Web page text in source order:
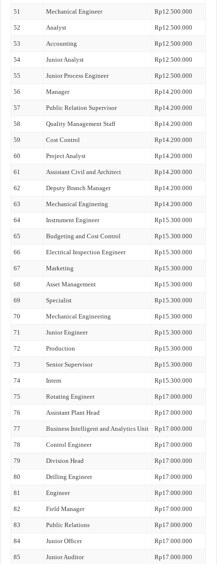
51 Mechanical Engineer Rp12.500.000
52 Analyst Rp12.500.000
53 Accounting Rp12.500.000
54 Junior Analyst Rp12.500.000
55 Junior Process Engineer Rp12.500.000
56 Manager Rp14.200.000
57 Public Relation Supervisor Rp14.200.000
58 Quality Management Staff Rp14.200.000
59 Cost Control Rp14.200.000
60 Project Analyst Rp14.200.000
61 Assistant Civil and Architect Rp14.200.000
62 Deputy Branch Manager Rp14.200.000
63 Mechanical Enginering Rp14.200.000
64 Instrument Engineer Rp15.300.000
65 Budgeting and Cost Control Rp15.300.000
66 Electrical Inspection Engineer Rp15.300.000
67 Marketing Rp15.300.000
68 Asset Management Rp15.300.000
69 Specialist Rp15.300.000
70 Mechanical Engineering Rp15.300.000
71 Junior Engineer Rp15.300.000
72 Production Rp15.300.000
73 Senior Supervisor Rp15.300.000
74 Intern Rp15.300.000
75 Rotating Engineer Rp17.000.000
76 Assistant Plant Head Rp17.000.000
77 Business Intelligent and Analytics Unit Rp17.000.000
78 Control Engineer Rp17.000.000
79 Division Head Rp17.000.000
80 Drilling Engineer Rp17.000.000
81 Engineer Rp17.000.000
82 Field Manager Rp17.000.000
83 Public Relations Rp17.000.000
84 Junior Officer Rp17.000.000
85 Junior Auditor Rp17.000.000